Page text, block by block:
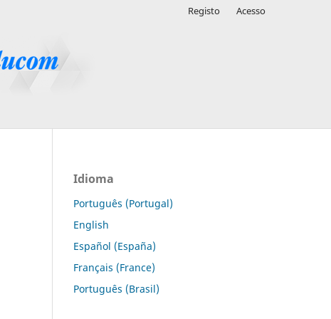
Registo Acesso
Idioma
Português (Portugal)
English
Español (España)
Français (France)
Português (Brasil)